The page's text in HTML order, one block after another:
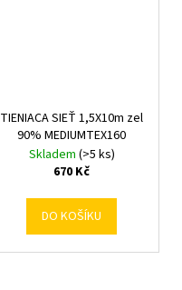
TIENIACA SIEŤ 1,5X10m zel
90% MEDIUMTEX160
Skladem (>5 ks)
670 Kč
DO KOŠÍKU